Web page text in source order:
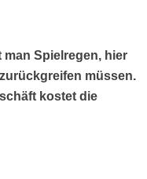
Spielregen, hier
müssen.
kostet die